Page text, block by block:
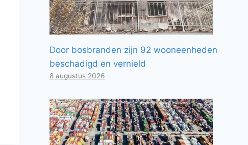
Door bosbranden zijn 92 wooneenheden
beschadigd en vernield
8 augustus 2026